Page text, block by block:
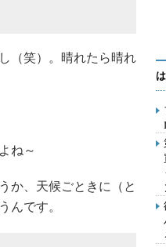
（笑）。晴れたら晴れ
ね～
か、天候ごときに（と
んです。